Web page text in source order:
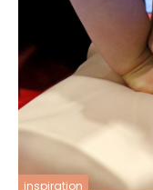
inspiration